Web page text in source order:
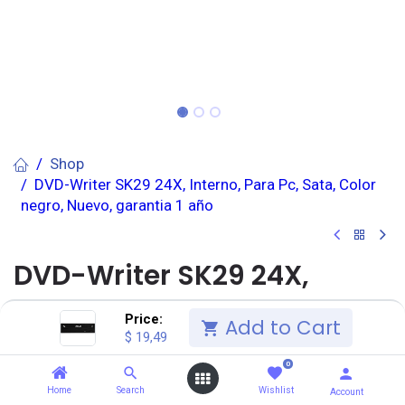
Price:
$ 19,49 Add to Cart
Home Search
0
Wishlist Account
Shop
DVD-Writer SK29 24X, Interno, Para Pc, Sata, Color
negro, Nuevo, garantia 1 año
DVD-Writer SK29 24X,
Interno, Para Pc, Sata,
Color negro, Nuevo,
garantia 1 año